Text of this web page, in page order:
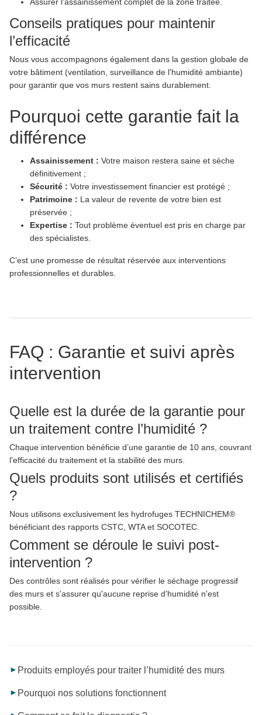
Assurer l’assainissement complet de la zone traitée.
Conseils pratiques pour maintenir
l’efficacité
Nous vous accompagnons également dans la gestion globale de
votre bâtiment (ventilation, surveillance de l'humidité ambiante)
pour garantir que vos murs restent sains durablement.
Pourquoi cette garantie fait la
différence
Assainissement : Votre maison restera saine et sèche
définitivement ;
Sécurité : Votre investissement financier est protégé ;
Patrimoine : La valeur de revente de votre bien est
préservée ;
Expertise : Tout problème éventuel est pris en charge par
des spécialistes.
C’est une promesse de résultat réservée aux interventions
professionnelles et durables.
FAQ : Garantie et suivi après
intervention
Quelle est la durée de la garantie pour
un traitement contre l’humidité ?
Chaque intervention bénéficie d’une garantie de 10 ans, couvrant
l’efficacité du traitement et la stabilité des murs.
Quels produits sont utilisés et certifiés
?
Nous utilisons exclusivement les hydrofuges TECHNICHEM®
bénéficiant des rapports CSTC, WTA et SOCOTEC.
Comment se déroule le suivi post-
intervention ?
Des contrôles sont réalisés pour vérifier le séchage progressif
des murs et s'assurer qu'aucune reprise d’humidité n'est
possible.
► Produits employés pour traiter l’humidité des murs
► Pourquoi nos solutions fonctionnent